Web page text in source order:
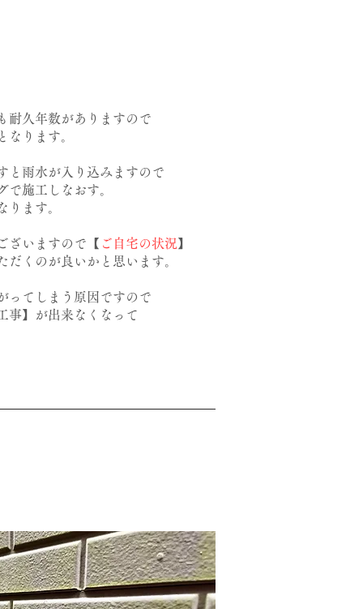
耐久年数がありますので
なります。
と雨水が入り込みますので
で施工しなおす。
ります。
ざいますので【 ご自宅の状況】
だくのが良いかと思います。
ってしまう原因ですので
事】が出来なくなって